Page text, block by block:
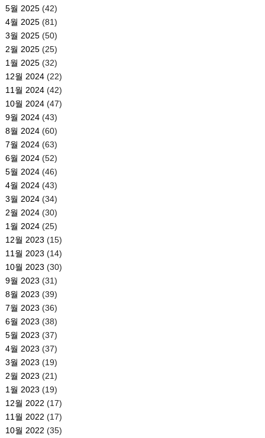
5월 2025(42)
4월 2025(81)
3월 2025(50)
2월 2025(25)
1월 2025(32)
12월 2024(22)
11월 2024(42)
10월 2024(47)
9월 2024(43)
8월 2024(60)
7월 2024(63)
6월 2024(52)
5월 2024(46)
4월 2024(43)
3월 2024(34)
2월 2024(30)
1월 2024(25)
12월 2023 (15)
11월 2023 (14)
10월 2023 (30)
9월 2023 (31)
8월 2023 (39)
7월 2023 (36)
6월 2023 (38)
5월 2023 (37)
4월 2023 (37)
3월 2023 (19)
2월 2023 (21)
1월 2023 (19)
12월 2022 (17)
11월 2022 (17)
10월 2022 (35)